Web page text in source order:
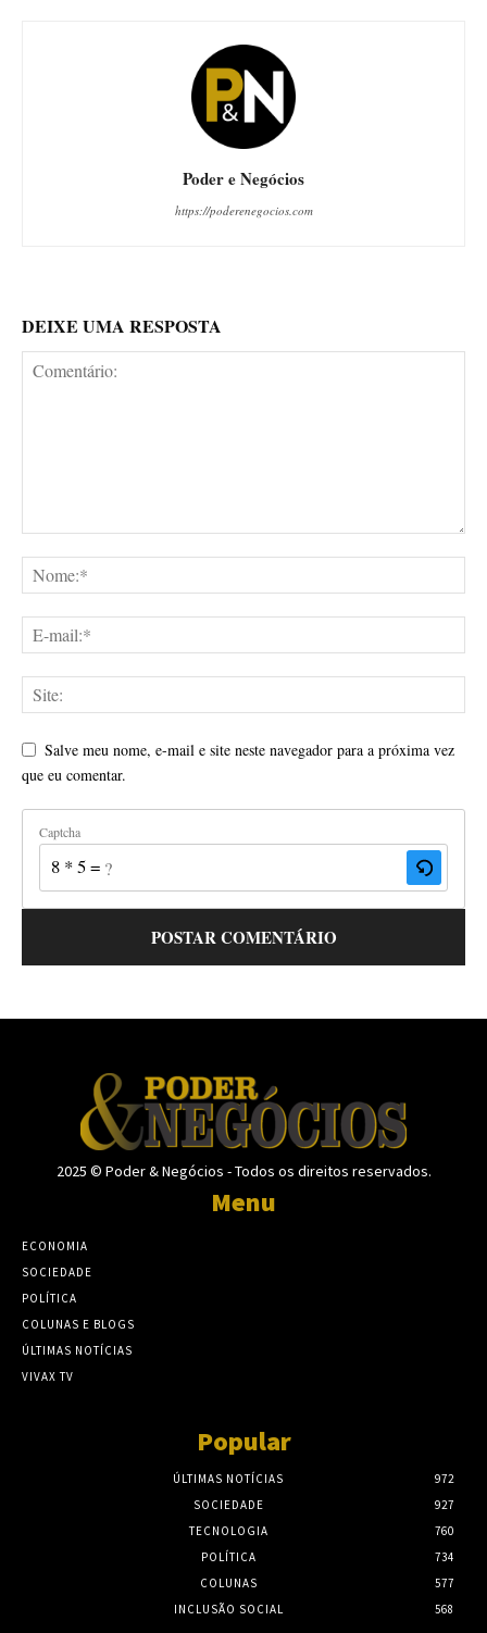
Poder e Negócios
https://poderenegocios.com
DEIXE UMA RESPOSTA
Salve meu nome, e-mail e site neste navegador para a próxima vez
que eu comentar.
Captcha
8 * 5 = ?
2025 © Poder & Negócios - Todos os direitos reservados.
Menu
ECONOMIA
SOCIEDADE
POLÍTICA
COLUNAS E BLOGS
ÚLTIMAS NOTÍCIAS
VIVAX TV
Popular
ÚLTIMAS NOTÍCIAS
972
SOCIEDADE
927
TECNOLOGIA
760
POLÍTICA
734
COLUNAS
577
INCLUSÃO SOCIAL
568